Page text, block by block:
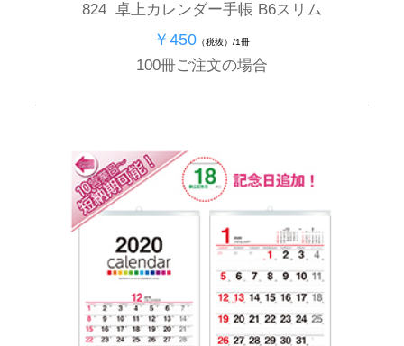
824 卓上カレンダー手帳 B6スリム
￥450 （税抜）/1冊
100冊ご注文の場合